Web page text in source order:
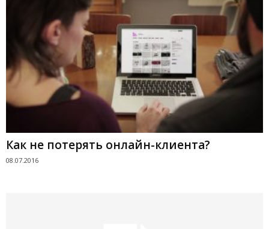
Как не потерять онлайн-клиента?
08.07.2016